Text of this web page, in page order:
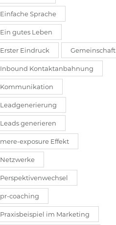
Einfache Sprache
Ein gutes Leben
Erster Eindruck Gemeinschaft
Inbound Kontaktanbahnung
Kommunikation
Leadgenerierung
Leads generieren
mere-exposure Effekt
Netzwerke
Perspektivenwechsel
pr-coaching
Praxisbeispiel im Marketing